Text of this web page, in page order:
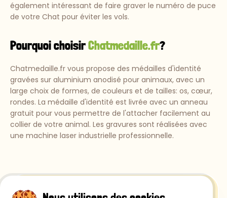
également intéressant de faire graver le numéro de puce
de votre Chat pour éviter les vols.
Pourquoi choisirChatmedaille.fr?
Chatmedaille.fr vous propose des médailles d'identité
gravées sur aluminium anodisé pour animaux, avec un
large choix de formes, de couleurs et de tailles: os, cœur,
rondes. La médaille d'identité est livrée avec un anneau
gratuit pour vous permettre de l'attacher facilement au
collier de votre animal. Les gravures sont réalisées avec
une machine laser industrielle professionnelle.